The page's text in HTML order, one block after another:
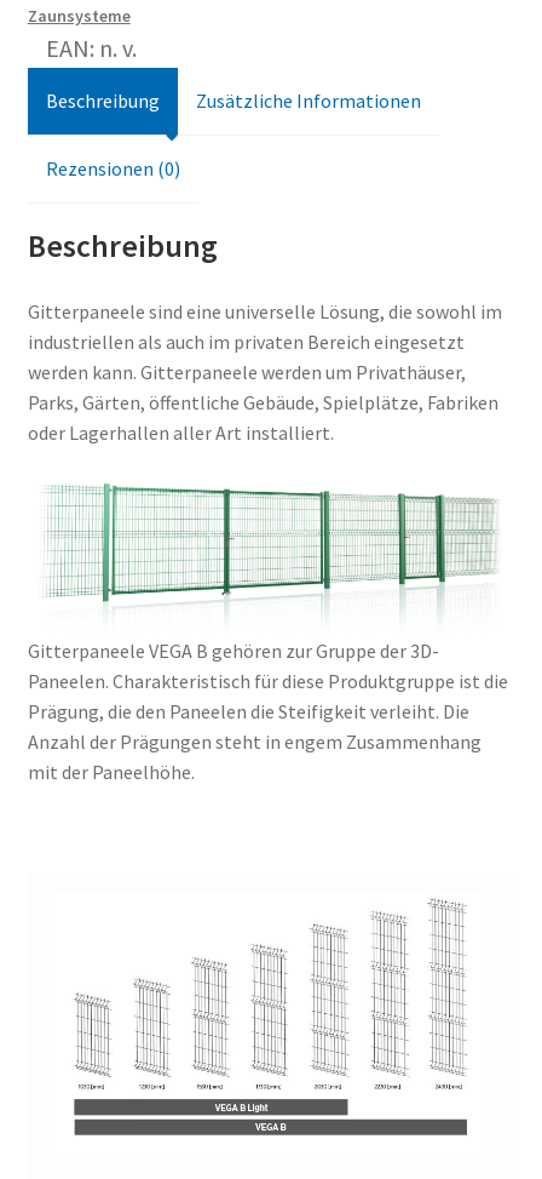
Zaunsysteme
EAN: n. v.
Beschreibung Zusätzliche Informationen
Rezensionen (0)
Beschreibung
Gitterpaneele sind eine universelle Lösung, die sowohl im
industriellen als auch im privaten Bereich eingesetzt
werden kann. Gitterpaneele werden um Privathäuser,
Parks, Gärten, öffentliche Gebäude, Spielplätze, Fabriken
oder Lagerhallen aller Art installiert.
Gitterpaneele VEGA B gehören zur Gruppe der 3D-
Paneelen. Charakteristisch für diese Produktgruppe ist die
Prägung, die den Paneelen die Steifigkeit verleiht. Die
Anzahl der Prägungen steht in engem Zusammenhang
mit der Paneelhöhe.